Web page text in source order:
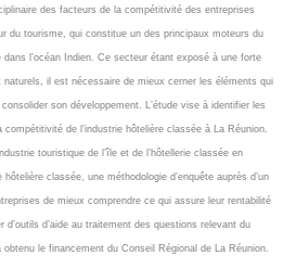
des facteurs de la compétitivité des entreprises
du tourisme, qui constitue un des principaux moteurs du
l’océan Indien. Ce secteur étant exposé à une forte
il est nécessaire de mieux cerner les éléments qui
son développement. L’étude vise à identifier les
de l’industrie hôtelière classée à La Réunion.
touristique de l’île et de l’hôtellerie classée en
classée, une méthodologie d’enquête auprès d’un
de mieux comprendre ce qui assure leur rentabilité
d’aide au traitement des questions relevant du
le financement du Conseil Régional de La Réunion.